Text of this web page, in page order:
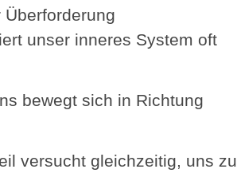
Überforderung
unser inneres System oft
bewegt sich in Richtung
versucht gleichzeitig, uns zu